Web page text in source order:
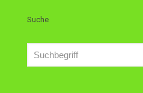
Suche
Suchen